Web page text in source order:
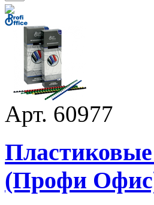
Арт. 60977
(Профи